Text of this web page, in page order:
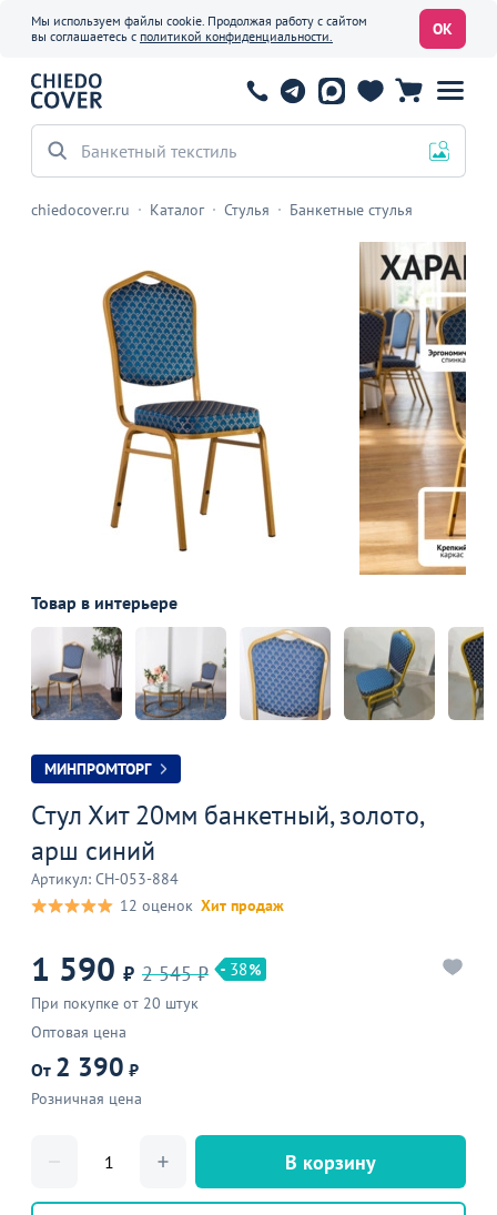
Мы используем файлы cookie. Продолжая работу с сайтом
вы соглашаетесь с политикой конфиденциальности. ОК
Банкетный текстиль
chiedocover.ru Каталог Стулья Банкетные стулья
Товар в интерьере
МИНПРОМТОРГ
Стул Хит 20мм банкетный, золото,
арш синий
Артикул: CH-053-884
12 оценок Хит продаж
1 590 ₽ 2 545 ₽ 38
При покупке от 20 штук
Оптовая цена
От 2 390 ₽
Розничная цена
В корзину